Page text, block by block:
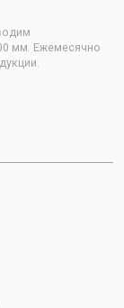
мм. Ежемесячно